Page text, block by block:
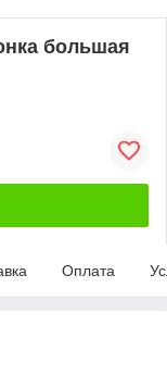
большая
Оплата